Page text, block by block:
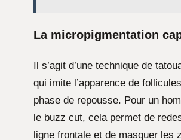
La micropigmentation
Il s’agit d’une technique de
qui imite l’apparence de
phase de repousse. Pour un
le buzz cut, cela permet de
ligne frontale et de masquer les